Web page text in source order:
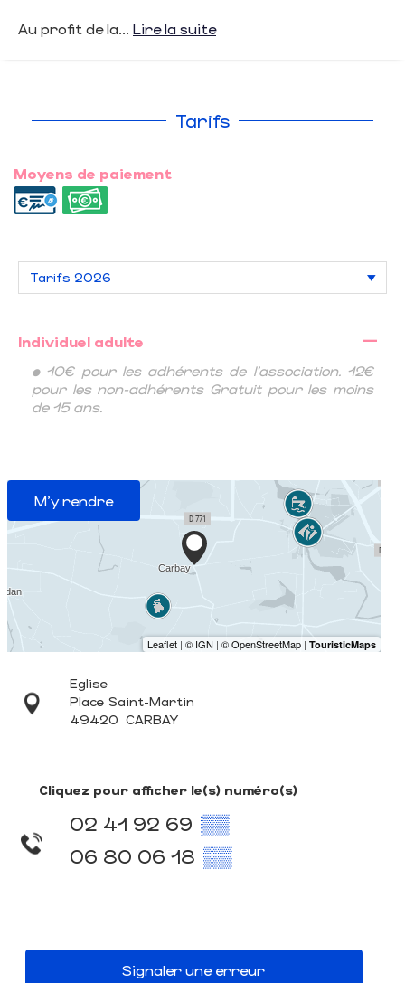
Au profit de la... Lire la suite
Tarifs
Moyens de paiement
Individuel adulte
—
• 10€ pour les adhérents de l'association. 12€
pour les non-adhérents Gratuit pour les moins
de 15 ans.
M'y rendre
Eglise
Place Saint-Martin
49420 CARBAY
Cliquez pour afficher le(s) numéro(s)
02 41 92 69 ▒▒
06 80 06 18 ▒▒
Signaler une erreur